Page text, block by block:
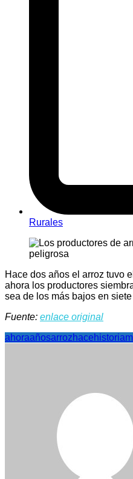
Rurales
Hace dos años el arroz tuvo
ahora los productores
sea de los más bajos en
Fuente: enlace original
ahoraañosarrozhacehistoria